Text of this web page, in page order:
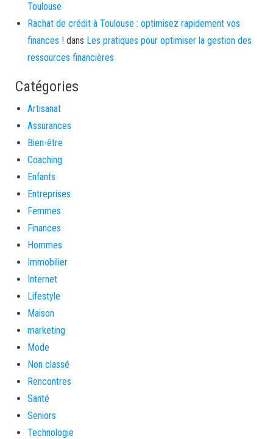
Toulouse
Rachat de crédit à Toulouse : optimisez rapidement vos
finances ! dans Les pratiques pour optimiser la gestion des
ressources financières
Catégories
Artisanat
Assurances
Bien-être
Coaching
Enfants
Entreprises
Femmes
Finances
Hommes
Immobilier
Internet
Lifestyle
Maison
marketing
Mode
Non classé
Rencontres
Santé
Seniors
Technologie